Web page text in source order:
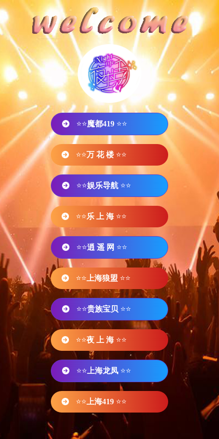
⭐⭐魔都419 ⭐⭐
⭐⭐万 花 楼 ⭐⭐
⭐⭐娱乐导航 ⭐⭐
⭐⭐乐 上 海 ⭐⭐
⭐⭐逍 遥 网 ⭐⭐
⭐⭐ 上海狼盟 ⭐⭐
⭐⭐贵族宝贝 ⭐⭐
⭐⭐夜 上 海 ⭐⭐
⭐⭐ 上海龙凤 ⭐⭐
⭐⭐ 上海419 ⭐⭐